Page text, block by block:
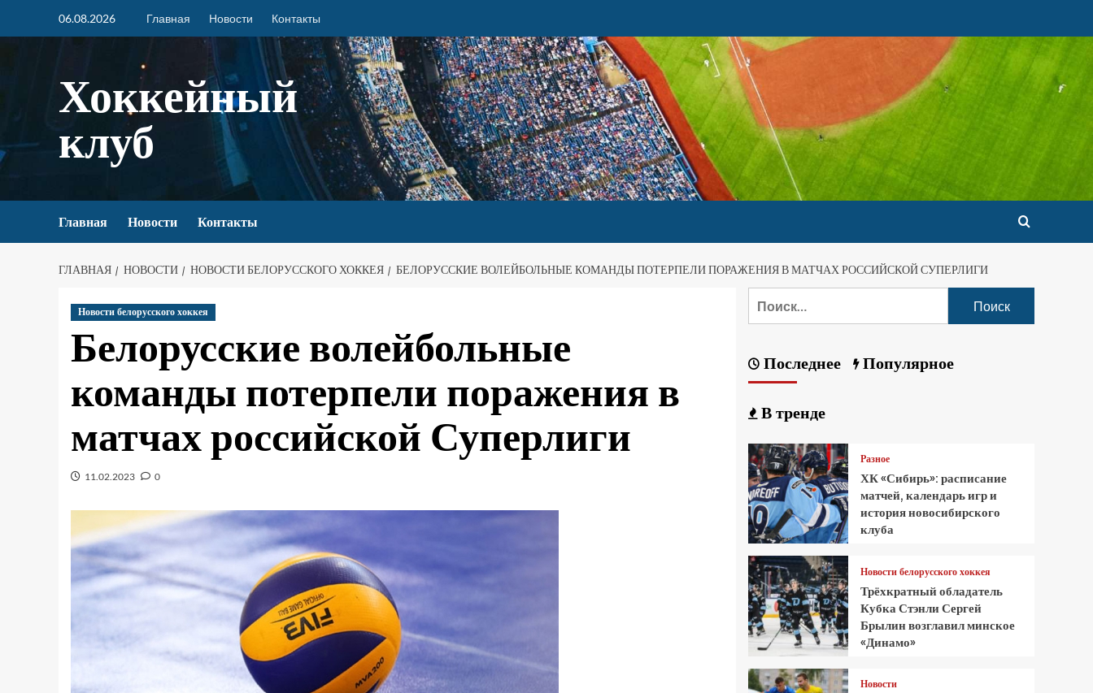
06.08.2026 Главная Новости Контакты
Хоккейный
клуб
Главная Новости Контакты
ГЛАВНАЯ НОВОСТИ НОВОСТИ БЕЛОРУССКОГО ХОККЕЯ БЕЛОРУССКИЕ ВОЛЕЙБОЛЬНЫЕ КОМАНДЫ ПОТЕРПЕЛИ ПОРАЖЕНИЯ В МАТЧАХ РОССИЙСКОЙ СУПЕРЛИГИ
Новости белорусского хоккея
Белорусские волейбольные
команды потерпели поражения в
матчах российской Суперлиги
11.02.2023 0
Последнее Популярное
В тренде
Разное
ХК «Сибирь»: расписание
матчей, календарь игр и
история новосибирского
клуба
Новости белорусского хоккея
Трёхкратный обладатель
Кубка Стэнли Сергей
Брылин возглавил минское
«Динамо»
Новости